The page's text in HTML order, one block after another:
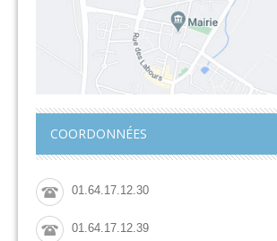
COORDONNÉES
01.64.17.12.30
01.64.17.12.39